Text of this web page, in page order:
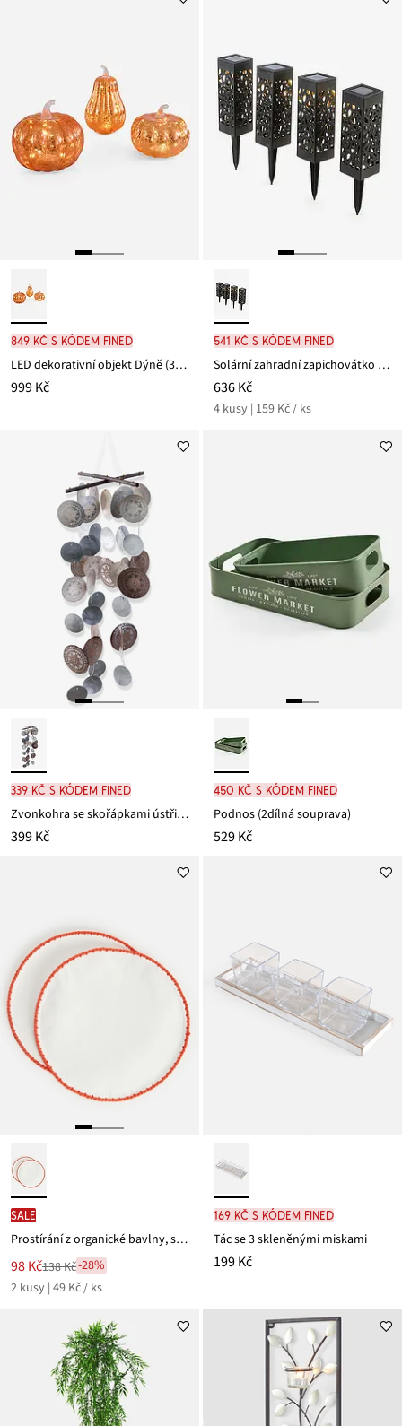
849 Kč s kódem FINED
LED dekorativní objekt Dýně (3dílná souprava)
999 Kč
541 Kč s kódem FINED
Solární zahradní zapichovátko s ornamenty (4 ks)
636 Kč
4 kusy | 159 Kč / ks
339 Kč s kódem FINED
Zvonkohra se skořápkami ústřic, značka Boltze
399 Kč
450 Kč s kódem FINED
Podnos (2dílná souprava)
529 Kč
SALE
Prostírání z organické bavlny, se šňůrkou (2 ks v balení)
Nová
cena
je
98 Kč
Zlevněno
z
138 Kč-28%
2 kusy | 49 Kč / ks
169 Kč s kódem FINED
Tác se 3 skleněnými miskami
199 Kč